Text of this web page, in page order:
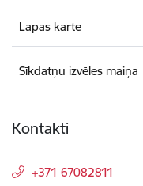
Lapas karte
Sīkdatņu izvēles maiņa
Kontakti
+371 67082811